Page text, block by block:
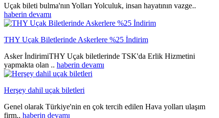
Uçak bileti bulma'nın Yolları Yolculuk, insan hayatının vazge..
haberin devamı
THY Uçak Biletlerinde Askerlere %25 İndirim
Asker İndirimiTHY Uçak biletlerinde TSK'da Erlik Hizmetini
yapmakta olan .. haberin devamı
Herşey dahil uçak biletleri
Genel olarak Türkiye'nin en çok tercih edilen Hava yolları ulaşım
firm.. haberin devamı